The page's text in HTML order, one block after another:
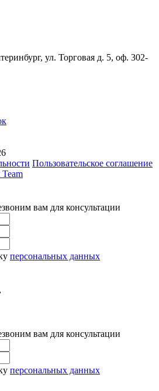
ул. Торговая д. 5, оф. 302-
Пользовательское соглашение
Team
вам для консультации
персональных данных
вам для консультации
персональных данных